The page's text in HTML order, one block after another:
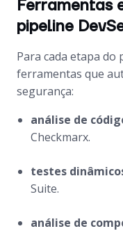
Ferramentas
pipeline
Para cada etapa do
ferramentas que
segurança:
análise de
Checkmarx.
testes
Suite.
análise de